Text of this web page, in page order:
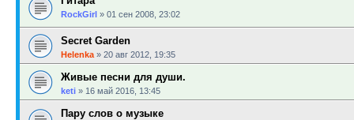
RockGirl » 01 сен 2008, 23:02
Secret Garden
Helenka » 20 авг 2012, 19:35
Живые песни для души.
keti » 16 май 2016, 13:45
Пару слов о музыке